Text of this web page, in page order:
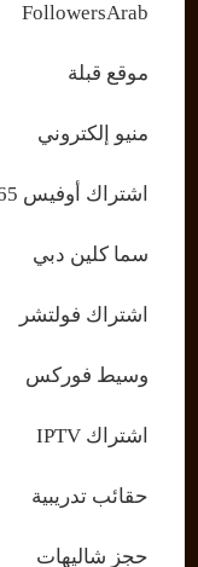
FollowersArab
موقع قبلة
منيو إلكتروني
اشتراك أوفيس 365
سما كلين دبي
اشتراك فولتشر
وسيط فوركس
اشتراك IPTV
حقائب تدريبية
حجز شاليهات